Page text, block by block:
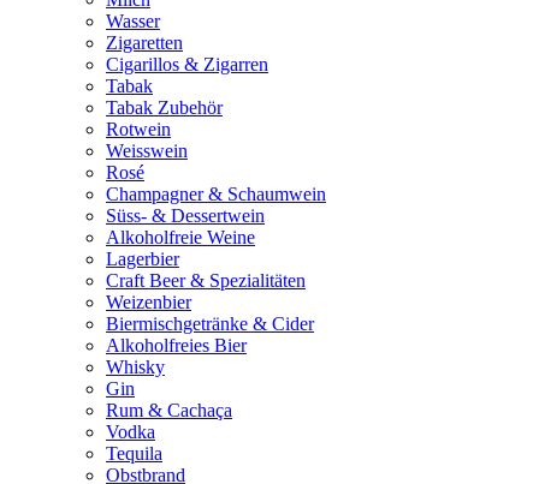
Wasser
Zigaretten
Cigarillos & Zigarren
Tabak
Tabak Zubehör
Rotwein
Weisswein
Rosé
Champagner & Schaumwein
Süss- & Dessertwein
Alkoholfreie Weine
Lagerbier
Craft Beer & Spezialitäten
Weizenbier
Biermischgetränke & Cider
Alkoholfreies Bier
Whisky
Gin
Rum & Cachaça
Vodka
Tequila
Obstbrand